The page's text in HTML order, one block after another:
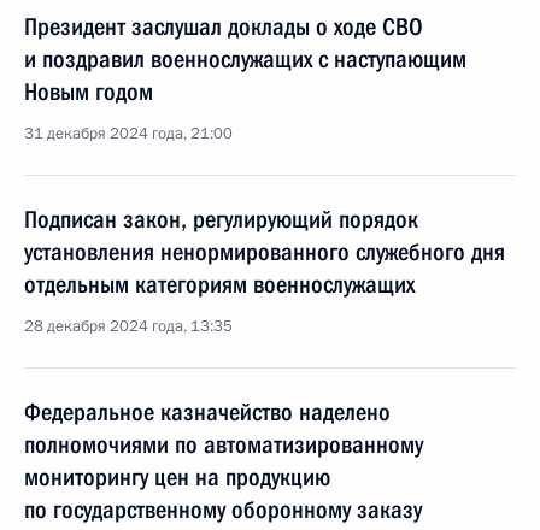
Президент заслушал доклады о ходе СВО
и поздравил военнослужащих с наступающим
Новым годом
31 декабря 2024 года, 21:00
Подписан закон, регулирующий порядок
установления ненормированного служебного дня
отдельным категориям военнослужащих
28 декабря 2024 года, 13:35
Федеральное казначейство наделено
полномочиями по автоматизированному
мониторингу цен на продукцию
по государственному оборонному заказу